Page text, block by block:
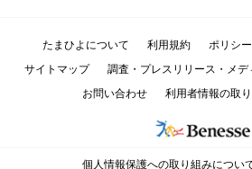
たまひよについて 利用規約 ポリシー
サイトマップ
調査・プレスリリース・メデ
お問い合わせ
利用者情報の取
個人情報保護への取り組みについ